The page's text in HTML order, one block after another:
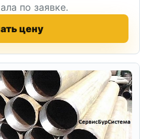
по заявке.
цену